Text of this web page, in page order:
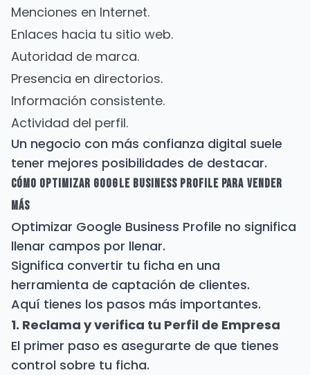
Menciones en Internet.
Enlaces hacia tu sitio web.
Autoridad de marca.
Presencia en directorios.
Información consistente.
Actividad del perfil.
Un negocio con más confianza digital suele
tener mejores posibilidades de destacar.
Cómo optimizar Google Business Profile para vender
más
Optimizar Google Business Profile no significa
llenar campos por llenar.
Significa convertir tu ficha en una
herramienta de captación de clientes.
Aquí tienes los pasos más importantes.
1. Reclama y verifica tu Perfil de Empresa
El primer paso es asegurarte de que tienes
control sobre tu ficha.